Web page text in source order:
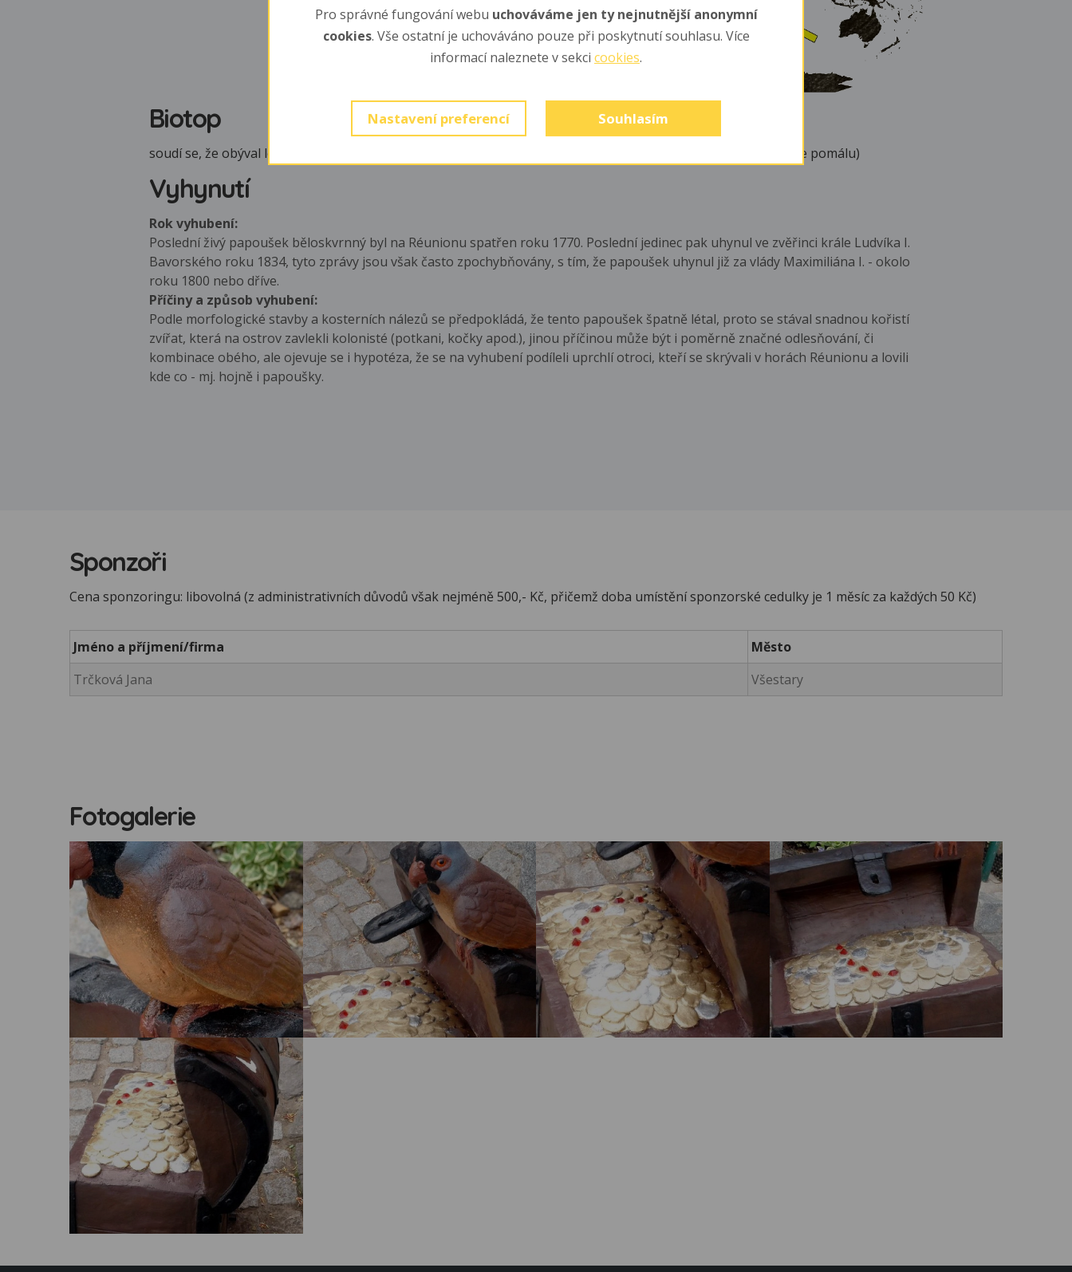
Biotop
soudí se, že obýval lesy, ale ve skutečnosti neexistuje žádný důkaz, ani zmínka v dobových zprávách (kterých je pomálu)
Vyhynutí
Rok vyhubení:
Poslední živý papoušek běloskvrnný byl na Réunionu spatřen roku 1770. Poslední jedinec pak uhynul ve zvěřinci krále Ludvíka I.
Bavorského roku 1834, tyto zprávy jsou však často zpochybňovány, s tím, že papoušek uhynul již za vlády Maximiliána I. - okolo
roku 1800 nebo dříve.
Příčiny a způsob vyhubení:
Podle morfologické stavby a kosterních nálezů se předpokládá, že tento papoušek špatně létal, proto se stával snadnou kořistí
zvířat, která na ostrov zavlekli kolonisté (potkani, kočky apod.), jinou příčinou může být i poměrně značné odlesňování, či
kombinace obého, ale ojevuje se i hypotéza, že se na vyhubení podíleli uprchlí otroci, kteří se skrývali v horách Réunionu a lovili
kde co - mj. hojně i papoušky.
Sponzoři
Cena sponzoringu: libovolná (z administrativních důvodů však nejméně 500,- Kč, přičemž doba umístění sponzorské cedulky je 1 měsíc za každých 50 Kč)
Jméno a příjmení/firma
Město
Trčková Jana
Všestary
Fotogalerie
Pro správné fungování webu uchováváme jen ty nejnutnější anonymní
cookies. Vše ostatní je uchováváno pouze při poskytnutí souhlasu. Více
informací naleznete v sekci cookies.
Nastavení preferencí Souhlasím